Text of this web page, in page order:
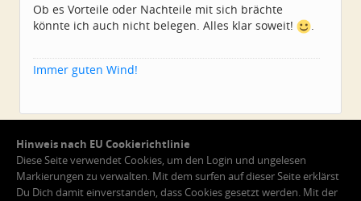
Ob es Vorteile oder Nachteile mit sich brächte
könnte ich auch nicht belegen. Alles klar soweit!
Immer guten Wind!
Hinweis nach EU Cookierichtlinie
Diese Seite verwendet Cookies, um den Login und ungelesen
Markierungen zu verwalten. Mit dem surfen auf dieser Seite erklärst
Du Dich damit einverstanden, dass Cookies gesetzt werden. Mit der